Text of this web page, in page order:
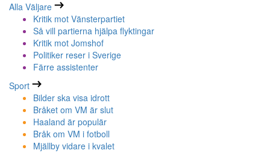
Alla Väljare
Kritik mot Vänsterpartiet
Så vill partierna hjälpa flyktingar
Kritik mot Jomshof
Politiker reser i Sverige
Färre assistenter
Sport
Bilder ska visa idrott
Bråket om VM är slut
Haaland är populär
Bråk om VM i fotboll
Mjällby vidare i kvalet